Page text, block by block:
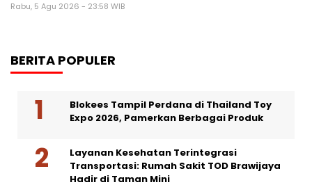
Rabu, 5 Agu 2026 - 23:58 WIB
BERITA POPULER
Blokees Tampil Perdana di Thailand Toy
Expo 2026, Pamerkan Berbagai Produk
Layanan Kesehatan Terintegrasi
Transportasi: Rumah Sakit TOD Brawijaya
Hadir di Taman Mini